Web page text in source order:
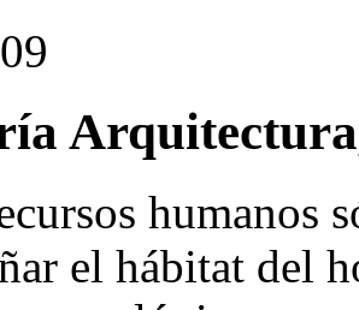
humanos
el hábitat del